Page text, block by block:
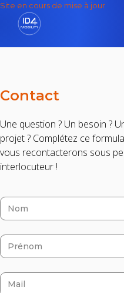
Site en cours de mise à jour
Contact
Une question ? Un besoin ?
projet ? Complétez ce
vous recontacterons sous
interlocuteur !